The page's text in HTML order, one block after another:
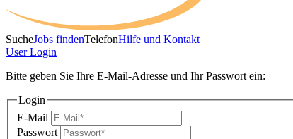
SucheJobs findenTelefonHilfe und Kontakt
UserLogin
Bitte geben Sie Ihre E-Mail-Adresse und Ihr Passwort ein:
Login
E-Mail
Passwort